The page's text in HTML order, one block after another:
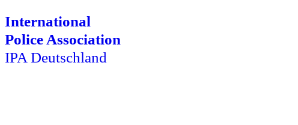
International
Police Association
IPA Deutschland